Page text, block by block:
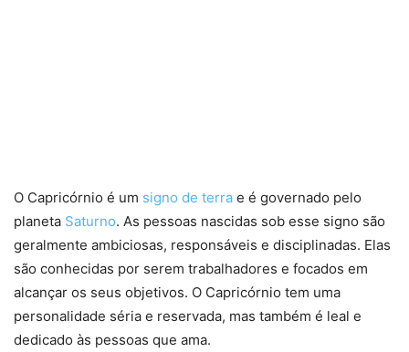
O Capricórnio é um signo de terra e é governado pelo
planeta Saturno. As pessoas nascidas sob esse signo são
geralmente ambiciosas, responsáveis ​​e disciplinadas. Elas
são conhecidas por serem trabalhadores e focados em
alcançar os seus objetivos. O Capricórnio tem uma
personalidade séria e reservada, mas também é leal e
dedicado às pessoas que ama.